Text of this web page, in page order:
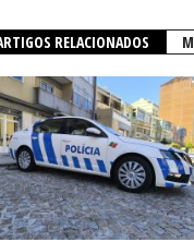
RELACIONADOS